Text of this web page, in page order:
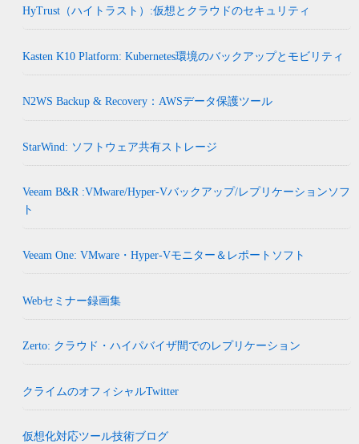
HyTrust（ハイトラスト）:仮想とクラウドのセキュリティ
Kasten K10 Platform: Kubernetes環境のバックアップとモビリティ
N2WS Backup & Recovery：AWSデータ保護ツール
StarWind: ソフトウェア共有ストレージ
Veeam B&R :VMware/Hyper-Vバックアップ/レプリケーションソフ
ト
Veeam One: VMware・Hyper-Vモニター＆レポートソフト
Webセミナー録画集
Zerto: クラウド・ハイパバイザ間でのレプリケーション
クライムのオフィシャルTwitter
仮想化対応ツール技術ブログ